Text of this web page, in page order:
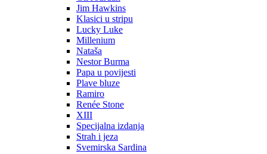
Jim Hawkins
Klasici u stripu
Lucky Luke
Millenium
Nataša
Nestor Burma
Papa u povijesti
Plave bluze
Ramiro
Renée Stone
XIII
Specijalna izdanja
Strah i jeza
Svemirska Sardina